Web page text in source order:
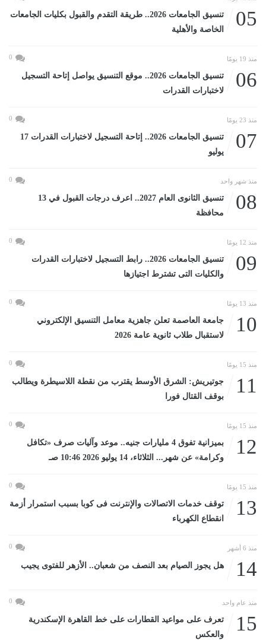
05
تنسيق الجامعات 2026.. طريقة التقدم والقبول بكليات الجامعات
الخاصة والأهلية
منذ 19 يومًا 0
06
تنسيق الجامعات 2026.. موقع التنسيق يواصل إتاحة التسجيل
لاختبارات القدرات
منذ 23 يومًا 0
07
تنسيق الجامعات 2026.. إتاحة التسجيل لاختبارات القدرات 17
يوليو
منذ شهر واحد 0
08
تنسيق الثانوى العام 2027.. اعرف درجات القبول في 13
محافظة
منذ 12 يومًا 0
09
تنسيق الجامعات 2026.. رابط التسجيل لاختبارات القدرات
والكليات التى تشترط اجتيازها
منذ 13 يومًا 0
10
جامعة العاصمة تعلن جاهزية معامل التنسيق الإلكتروني
لاستقبال طلاب ثانوية عامة 2026
منذ 15 يومًا 0
11
جوتيريش: الشرق الأوسط يقترب من نقطة اللاسيطرة ويطالب
بوقف القتال فورا
منذ 15 يومًا 0
12
بميزانية تفوق 4 مليارات جنيه.. موعد وآليات صرف «تكافل
وكرامة» عن شهر... الثلاثاء، 14 يوليو 2026 10:46 صـ
منذ 15 يومًا 0
13
توقف خدمات الاتصالات والإنترنت فى كوبا بسبب استمرار أزمة
انقطاع الكهرباء
منذ 6 أشهر 0
14 هل يجوز الصيام بعد النصف من شعبان.. الأزهر للفتوى يجيب
منذ عام واحد 0
15
تعرف على مواعيد القطارات على خط القاهرة الإسكندرية
والعكس